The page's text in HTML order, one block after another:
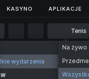
KASYNO APLIKACJE
KASYNO APLIKACJE
Tenis
125K427
wydarzenia
Na żywo